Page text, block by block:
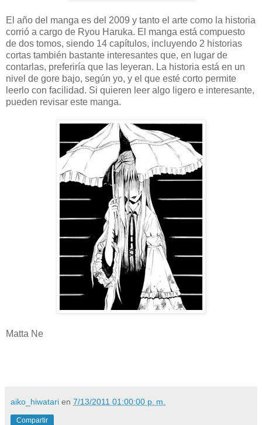
El año del manga es del 2009 y tanto el arte como la historia
corrió a cargo de Ryou Haruka. El manga está compuesto
de dos tomos, siendo 14 capítulos, incluyendo 2 historias
cortas también bastante interesantes que, en lugar de
contarlas, preferiría que las leyeran. La historia está en un
nivel de gore bajo, según yo, y el que esté corto permite
leerlo con facilidad. Si quieren leer algo ligero e interesante,
pueden revisar este manga.
Matta Ne
aiko_hiwatari en 7/13/2011 01:00:00 p. m.
Compartir